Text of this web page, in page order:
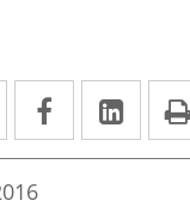
Twitter
Enlace Facebook
Enlace
a
a